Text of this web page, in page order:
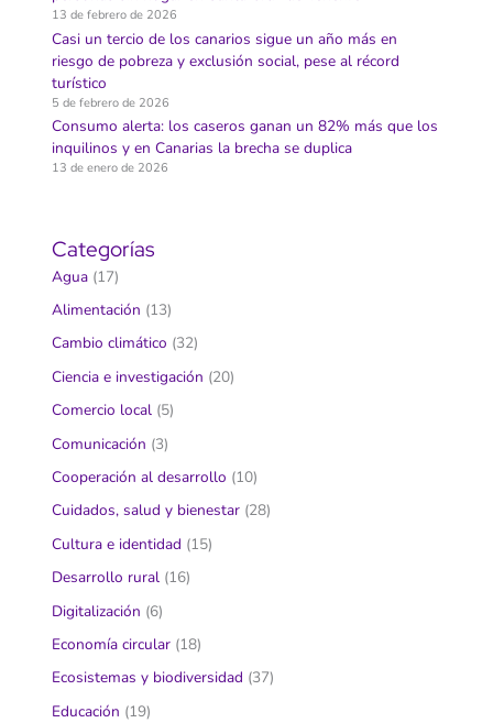
13 de febrero de 2026
Casi un tercio de los canarios sigue un año más en
riesgo de pobreza y exclusión social, pese al récord
turístico
5 de febrero de 2026
Consumo alerta: los caseros ganan un 82% más que los
inquilinos y en Canarias la brecha se duplica
13 de enero de 2026
Categorías
Agua (17)
Alimentación (13)
Cambio climático (32)
Ciencia e investigación (20)
Comercio local (5)
Comunicación (3)
Cooperación al desarrollo (10)
Cuidados, salud y bienestar (28)
Cultura e identidad (15)
Desarrollo rural (16)
Digitalización (6)
Economía circular (18)
Ecosistemas y biodiversidad (37)
Educación (19)